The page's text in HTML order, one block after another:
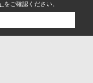
をご確認ください。